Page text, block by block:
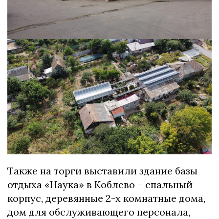
Также на торги выставили здание базы
отдыха «Наука» в Коблево – спальный
корпус, деревянные 2-х комнатные дома,
дом для обслуживающего персонала,